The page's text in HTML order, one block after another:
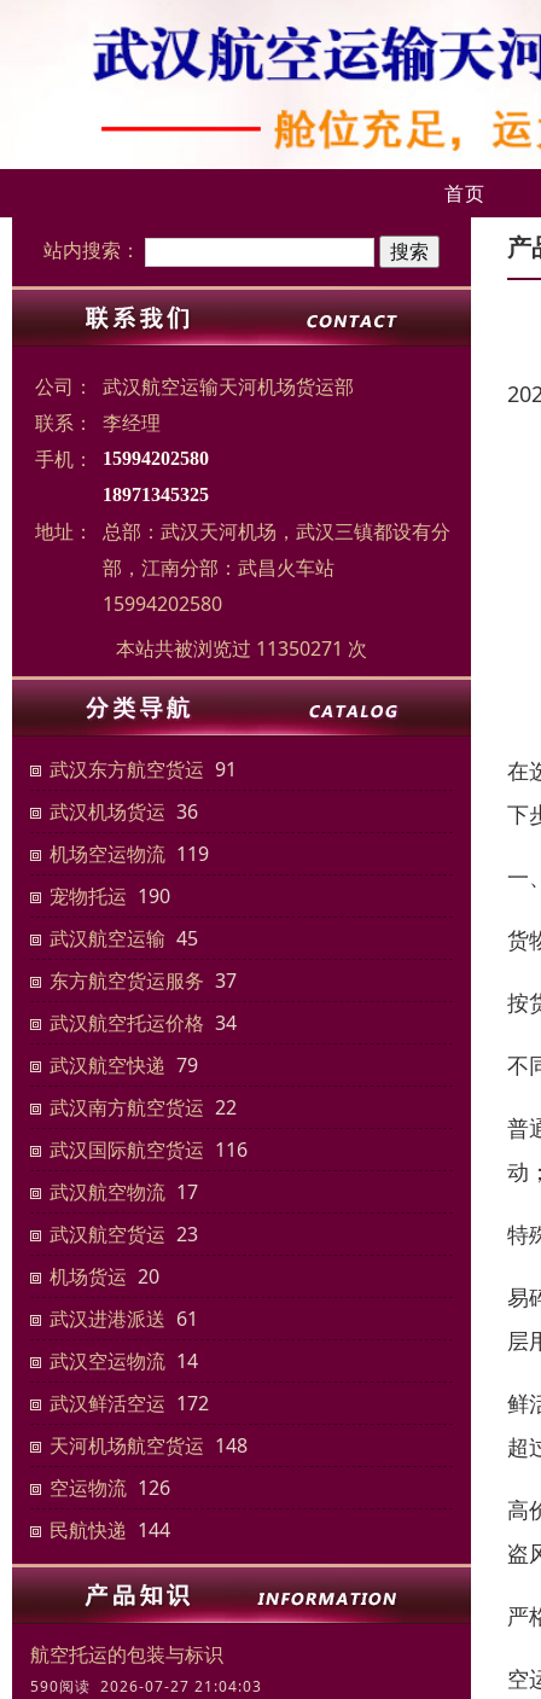
首页
站内搜索：
公司：
武汉航空运输天河机场货运部
联系：
李经理
手机：
15994202580
18971345325
地址：
总部：武汉天河机场，武汉三镇都设有分
部，江南分部：武昌火车站
15994202580
本站共被浏览过 11350271 次
武汉东方航空货运 91
武汉机场货运 36
机场空运物流 119
宠物托运 190
武汉航空运输 45
东方航空货运服务 37
武汉航空托运价格 34
武汉航空快递 79
武汉南方航空货运 22
武汉国际航空货运 116
武汉航空物流 17
武汉航空货运 23
机场货运 20
武汉进港派送 61
武汉空运物流 14
武汉鲜活空运 172
天河机场航空货运 148
空运物流 126
民航快递 144
航空托运的包装与标识
590阅读 2026-07-27 21:04:03
产
在
下
一
货
按
不
普
动
特
易
层
鲜
超
高
盗
严
空